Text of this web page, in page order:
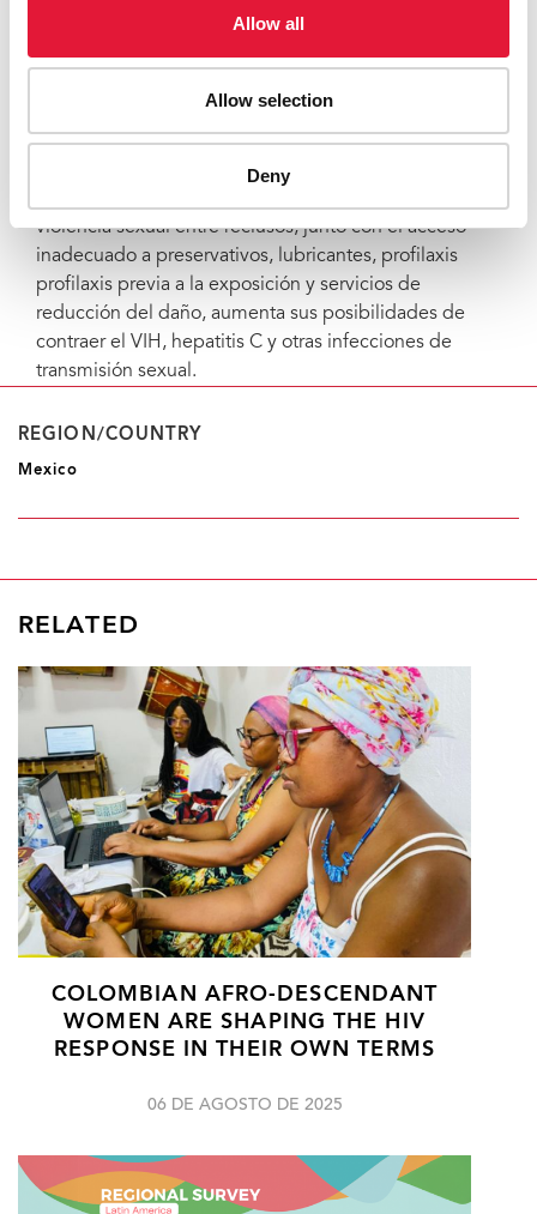
Allow all
Allow selection
Deny
vida a personas olvidadas. Agradezco a ONUSIDA que
haya financiado este proyecto; con él estamos
Un día cualquiera, se encarcela aproximadamente a 11
violencia sexual entre reclusos, junto con el acceso
inadecuado a preservativos, lubricantes, profilaxis
profilaxis previa a la exposición y servicios de
reducción del daño, aumenta sus posibilidades de
contraer el VIH, hepatitis C y otras infecciones de
transmisión sexual.
REGION/COUNTRY
Mexico
RELATED
COLOMBIAN AFRO-DESCENDANT
WOMEN ARE SHAPING THE HIV
RESPONSE IN THEIR OWN TERMS
06 DE AGOSTO DE 2025